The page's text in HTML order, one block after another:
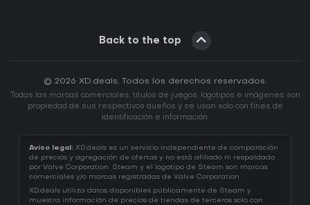
Back to the top
© 2026 XD.deals. Todos los derechos reservados.
Todas las marcas comerciales, títulos de juegos, logotipos e imágenes son
propiedad de sus respectivos dueños y se usan solo con fines de
identificación e información.
Aviso legal: XD.deals es un servicio independiente de comparación
de precios y agregación de ofertas y no está afiliado ni respaldado
por Valve Corporation. Steam y el logotipo de Steam son marcas
comerciales y/o marcas registradas de Valve Corporation.
XD.deals utiliza datos disponibles públicamente de Steam y
muestra información de precios de tiendas de terceros solo con